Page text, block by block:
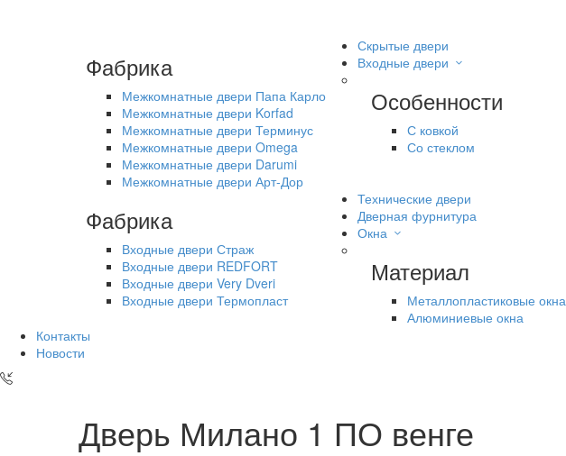
Фабрика
Межкомнатные двери Папа Карло
Межкомнатные двери Korfad
Межкомнатные двери Терминус
Межкомнатные двери Omega
Межкомнатные двери Darumi
Межкомнатные двери Арт-Дор
Скрытые двери
Входные двери
Особенности
С ковкой
Со стеклом
Фабрика
Входные двери Страж
Входные двери REDFORT
Входные двери Very Dveri
Входные двери Термопласт
Технические двери
Дверная фурнитура
Окна
Материал
Металлопластиковые окна
Алюминиевые окна
Контакты
Новости
Дверь Милано 1 ПО венге